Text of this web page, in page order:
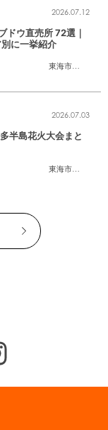
東海市
,大府市
2026.07.12
ドウ直売所 72選｜
に一挙紹介
東海市
,大府市
2026.07.03
半島花火大会まと